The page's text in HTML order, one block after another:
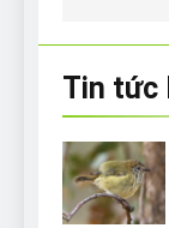
Tin tức